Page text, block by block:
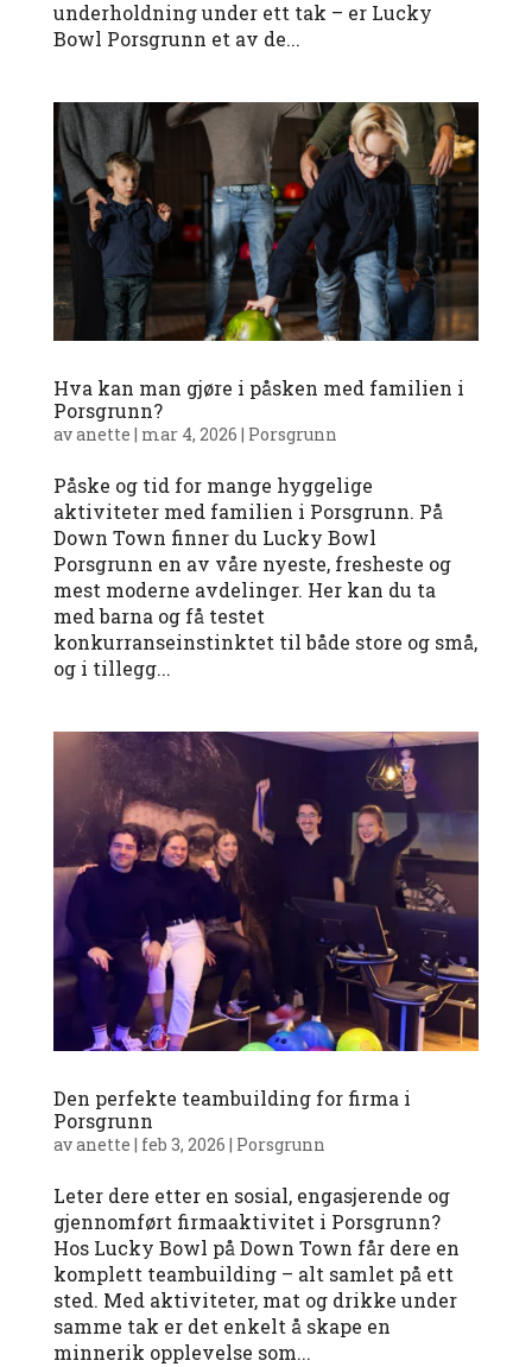
underholdning under ett tak – er Lucky
Bowl Porsgrunn et av de...
Hva kan man gjøre i påsken med familien i
Porsgrunn?
avanette | mar 4, 2026 | Porsgrunn
Påske og tid for mange hyggelige
aktiviteter med familien i Porsgrunn. På
Down Town finner du Lucky Bowl
Porsgrunn en av våre nyeste, fresheste og
mest moderne avdelinger. Her kan du ta
med barna og få testet
konkurranseinstinktet til både store og små,
og i tillegg...
Den perfekte teambuilding for firma i
Porsgrunn
avanette | feb 3, 2026 | Porsgrunn
Leter dere etter en sosial, engasjerende og
gjennomført firmaaktivitet i Porsgrunn?
Hos Lucky Bowl på Down Town får dere en
komplett teambuilding – alt samlet på ett
sted. Med aktiviteter, mat og drikke under
samme tak er det enkelt å skape en
minnerik opplevelse som...